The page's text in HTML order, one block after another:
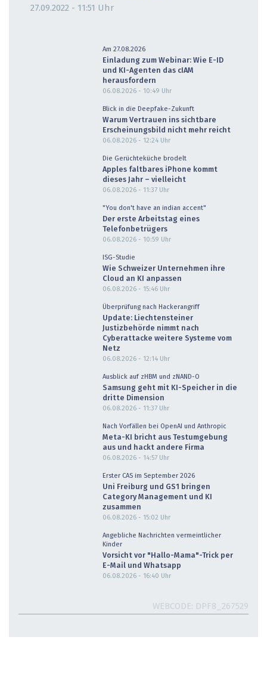
27.09.2022 - 11:51 Uhr
Am 27.08.2026
Einladung zum Webinar: Wie E-ID
und KI-Agenten das cIAM
herausfordern
06.08.2026 - 10:49 Uhr
Blick in die Deepfake-Zukunft
Warum Vertrauen ins sichtbare
Erscheinungsbild nicht mehr reicht
06.08.2026 - 12:24 Uhr
Die Gerüchteküche brodelt
Apples faltbares iPhone kommt
dieses Jahr – vielleicht
06.08.2026 - 11:37 Uhr
"You don't have an indian accent"
Der erste Arbeitstag eines
Telefonbetrügers
06.08.2026 - 10:59 Uhr
ISG-Studie
Wie Schweizer Unternehmen ihre
Cloud an KI anpassen
06.08.2026 - 15:46 Uhr
Überprüfung nach Hackerangriff
Update: Liechtensteiner
Justizbehörde nimmt nach
Cyberattacke weitere Systeme vom
Netz
06.08.2026 - 12:14 Uhr
Ausblick auf zHBM und zNAND-O
Samsung geht mit KI-Speicher in die
dritte Dimension
06.08.2026 - 11:37 Uhr
Nach Vorfällen bei OpenAI und Anthropic
Meta-KI bricht aus Testumgebung
aus und hackt andere Firma
06.08.2026 - 14:57 Uhr
Erster CAS im September 2026
Uni Freiburg und GS1 bringen
Category Management und KI
zusammen
06.08.2026 - 15:02 Uhr
Angebliche Nachrichten vermeintlicher
Kinder
Vorsicht vor "Hallo-Mama"-Trick per
E-Mail und Whatsapp
06.08.2026 - 16:40 Uhr
WEBCODE DPF8_267529